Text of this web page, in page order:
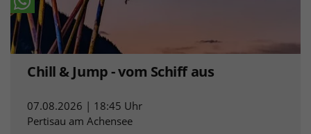
Chill & Jump - vom Schiff aus
07.08.2026 | 18:45 Uhr
Pertisau am Achensee